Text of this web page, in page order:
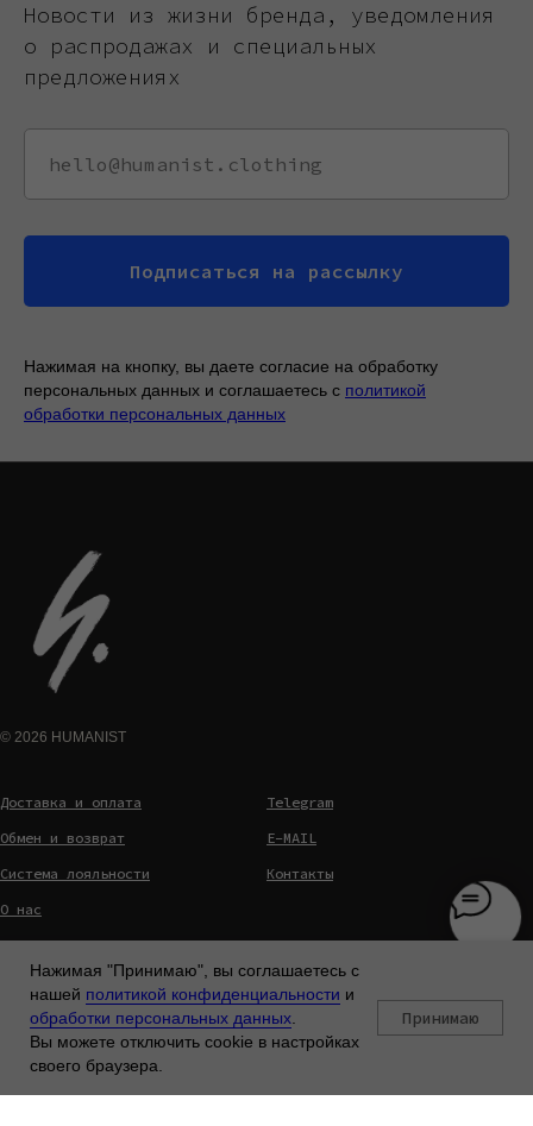
Новости из жизни бренда, уведомления
о распродажах и специальных
предложениях
Подписаться на рассылку
Нажимая на кнопку, вы даете согласие на обработку
персональных данных и соглашаетесь c политикой
обработки персональных данных
© 2026 HUMANIST
Доставка и оплата
Обмен и возврат
Система лояльности
О нас
Telegram
E-MAIL
Контакты
данных
Пользовательское соглашение
Нажимая "Принимаю", вы соглашаетесь с
нашей политикой конфиденциальности и
обработки персональных данных
Вы можете отключить cookie в настройках
своего браузера.
Принимаю